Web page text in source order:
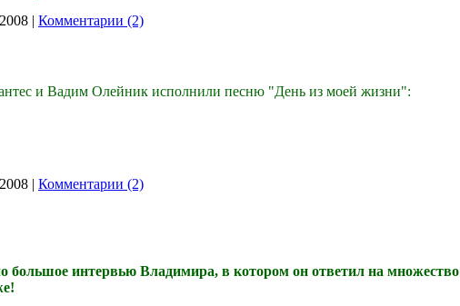
| Комментарии (2)
и Вадим Олейник исполнили песню "День из моей жизни":
| Комментарии (2)
большое интервью Владимира, в котором он ответил на множество